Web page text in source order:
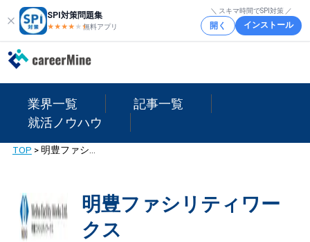
SPI対策問題集
★★★★ ★★
無料アプリ
＼ スキマ時間でSPI対策 ／
開く インストール
業界一覧
記事一覧
就活ノウハウ
TOP >
明豊ファシリティワー
クス